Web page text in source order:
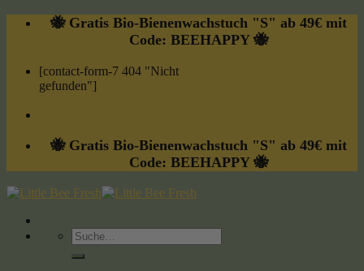
Skip
🐝 Gratis Bio-Bienenwachstuch "S" ab 49€ mit
Code: BEEHAPPY 🐝
[contact-form-7 404 "Nicht
gefunden"]
🐝 Gratis Bio-Bienenwachstuch "S" ab 49€ mit
Code: BEEHAPPY 🐝
Suche
nach: